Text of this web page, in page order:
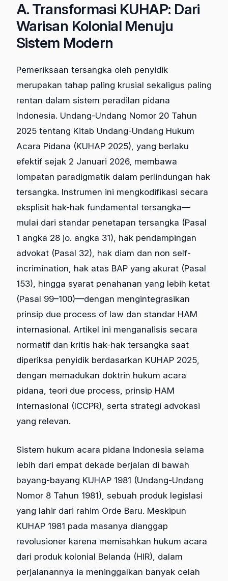
A. Transformasi KUHAP: Dari
Warisan Kolonial Menuju
Sistem Modern
Pemeriksaan tersangka oleh penyidik
merupakan tahap paling krusial sekaligus paling
rentan dalam sistem peradilan pidana
Indonesia. Undang-Undang Nomor 20 Tahun
2025 tentang Kitab Undang-Undang Hukum
Acara Pidana (KUHAP 2025), yang berlaku
efektif sejak 2 Januari 2026, membawa
lompatan paradigmatik dalam perlindungan hak
tersangka. Instrumen ini mengkodifikasi secara
eksplisit hak-hak fundamental tersangka—
mulai dari standar penetapan tersangka (Pasal
1 angka 28 jo. angka 31), hak pendampingan
advokat (Pasal 32), hak diam dan non self-
incrimination, hak atas BAP yang akurat (Pasal
153), hingga syarat penahanan yang lebih ketat
(Pasal 99–100)—dengan mengintegrasikan
prinsip due process of law dan standar HAM
internasional. Artikel ini menganalisis secara
normatif dan kritis hak-hak tersangka saat
diperiksa penyidik berdasarkan KUHAP 2025,
dengan memadukan doktrin hukum acara
pidana, teori due process, prinsip HAM
internasional (ICCPR), serta strategi advokasi
yang relevan.
Sistem hukum acara pidana Indonesia selama
lebih dari empat dekade berjalan di bawah
bayang-bayang KUHAP 1981 (Undang-Undang
Nomor 8 Tahun 1981), sebuah produk legislasi
yang lahir dari rahim Orde Baru. Meskipun
KUHAP 1981 pada masanya dianggap
revolusioner karena memisahkan hukum acara
dari produk kolonial Belanda (HIR), dalam
perjalanannya ia meninggalkan banyak celah